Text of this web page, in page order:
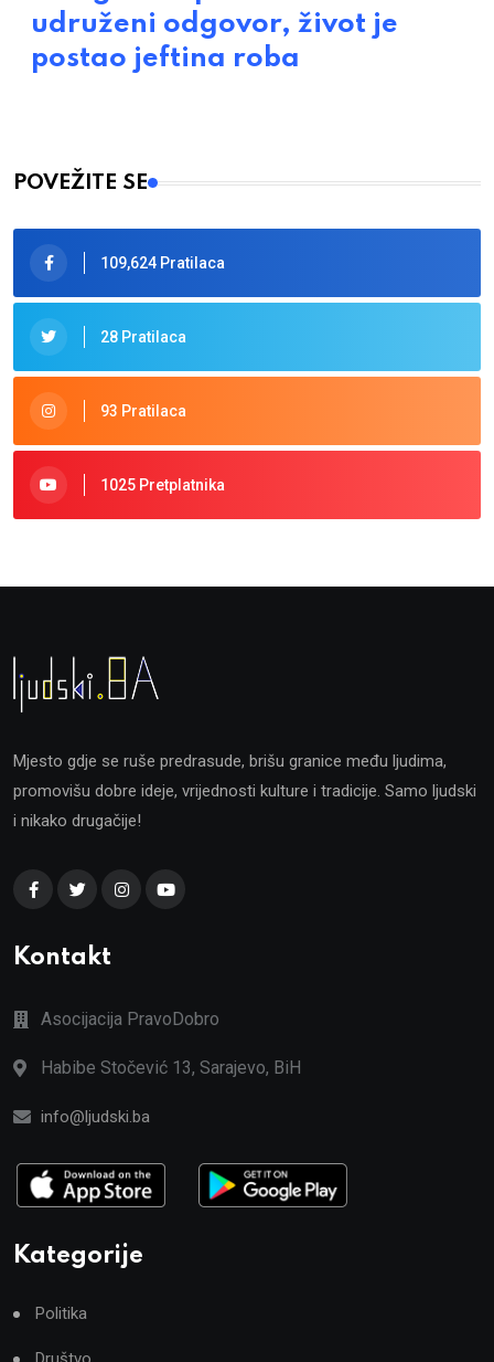
udruženi odgovor, život je
postao jeftina roba
POVEŽITE SE
109,624 Pratilaca
28 Pratilaca
93 Pratilaca
1025 Pretplatnika
Mjesto gdje se ruše predrasude, brišu granice među ljudima,
promovišu dobre ideje, vrijednosti kulture i tradicije. Samo ljudski
i nikako drugačije!
Kontakt
Asocijacija PravoDobro
Habibe Stočević 13, Sarajevo, BiH
info@ljudski.ba
Kategorije
Politika